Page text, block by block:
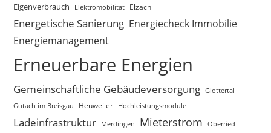
Eigenverbrauch Elektromobilität Elzach
Energetische Sanierung Energiecheck Immobilie
Energiemanagement
Erneuerbare Energien
Gemeinschaftliche Gebäudeversorgung Glottertal
Gutach im Breisgau
Heuweiler Hochleistungsmodule
Ladeinfrastruktur Merdingen Mieterstrom Oberried